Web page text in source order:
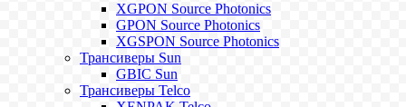
XGPON Source Photonics
GPON Source Photonics
XGSPON Source Photonics
Трансиверы Sun
GBIC Sun
Трансиверы Telco